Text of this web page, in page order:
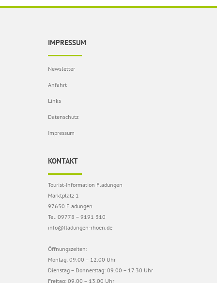
IMPRESSUM
Newsletter
Anfahrt
Links
Datenschutz
Impressum
KONTAKT
Tourist-Information Fladungen
Marktplatz 1
97650 Fladungen
Tel. 09778 – 9191 310
info@fladungen-rhoen.de
Öffnungszeiten:
Montag: 09.00 – 12.00 Uhr
Dienstag – Donnerstag: 09.00 – 17.30 Uhr
Freitag: 09.00 – 13.00 Uhr